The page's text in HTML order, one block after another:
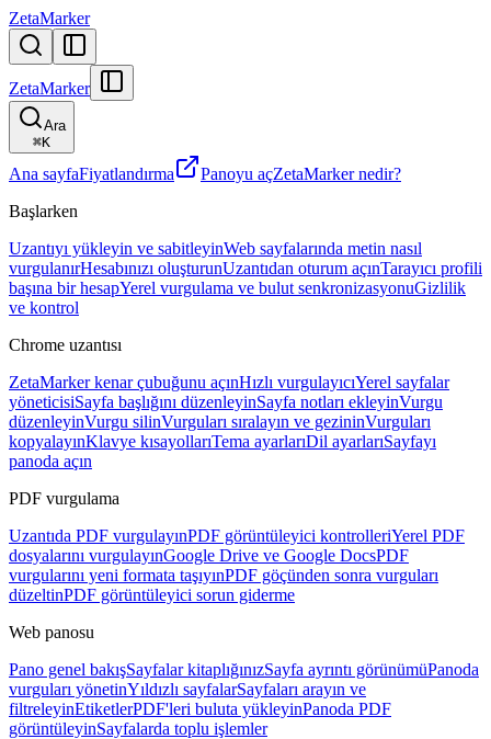
ZetaMarker
ZetaMarker
Ara
⌘K
Ana sayfaFiyatlandırma Panoyu açZetaMarker nedir?
Başlarken
Uzantıyı yükleyin ve sabitleyinWeb sayfalarında metin nasıl
vurgulanırHesabınızı oluşturunUzantıdan oturum açınTarayıcı profili
başına bir hesapYerel vurgulama ve bulut senkronizasyonuGizlilik
ve kontrol
Chrome uzantısı
ZetaMarker kenar çubuğunu açınHızlı vurgulayıcıYerel sayfalar
yöneticisiSayfa başlığını düzenleyinSayfa notları ekleyinVurgu
düzenleyinVurgu silinVurguları sıralayın ve gezininVurguları
kopyalayınKlavye kısayollarıTema ayarlarıDil ayarlarıSayfayı
panoda açın
PDF vurgulama
Uzantıda PDF vurgulayınPDF görüntüleyici kontrolleriYerel PDF
dosyalarını vurgulayınGoogle Drive ve Google DocsPDF
vurgularını yeni formata taşıyınPDF göçünden sonra vurguları
düzeltinPDF görüntüleyici sorun giderme
Web panosu
Pano genel bakışSayfalar kitaplığınızSayfa ayrıntı görünümüPanoda
vurguları yönetinYıldızlı sayfalarSayfaları arayın ve
filtreleyinEtiketlerPDF'leri buluta yükleyinPanoda PDF
görüntüleyinSayfalarda toplu işlemler